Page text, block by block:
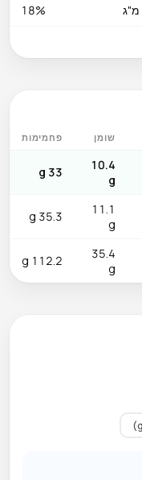
18%
שומן פחמימות
10.4
g
33 g
11.1
g
35.3 g
35.4
g
112.2 g